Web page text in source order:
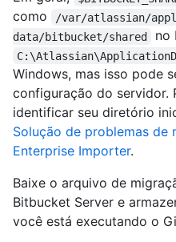
como
/var/atlassian/
data/bitbucket/shared
no
Windows, mas isso pode
configuração do servidor.
identificar seu diretório
Solução de problemas de
Enterprise Importer.
Baixe o arquivo de
Bitbucket Server e
você está executando o